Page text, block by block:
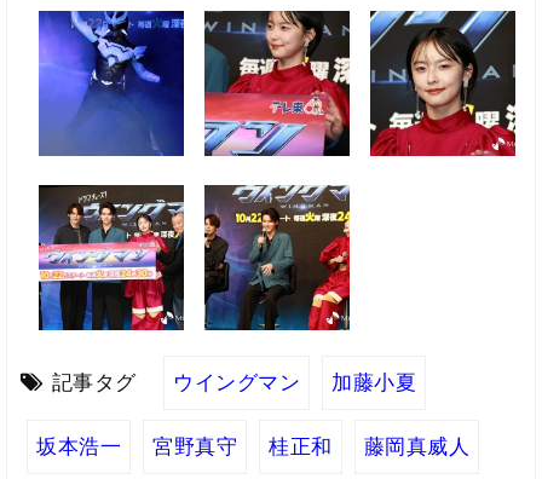
記事タグ ウイングマン 加藤小夏
坂本浩一 宮野真守 桂正和 藤岡真威人